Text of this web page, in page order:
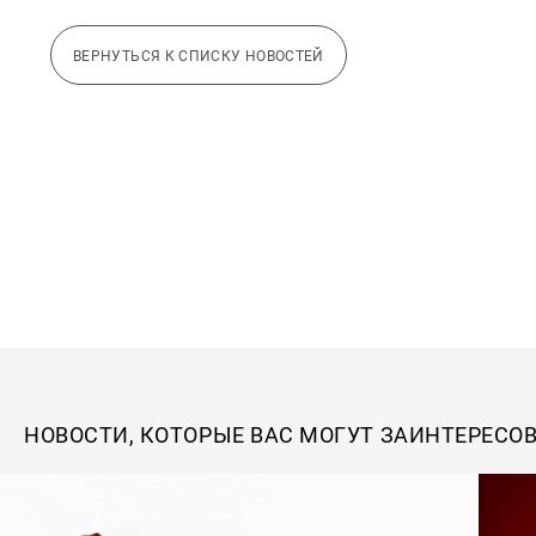
ВЕРНУТЬСЯ К СПИСКУ НОВОСТЕЙ
НОВОСТИ, КОТОРЫЕ ВАС МОГУТ